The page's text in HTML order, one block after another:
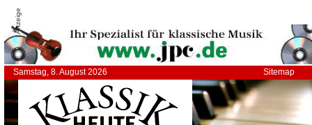
Anzeige
Samstag, 8. August 2026 Sitemap